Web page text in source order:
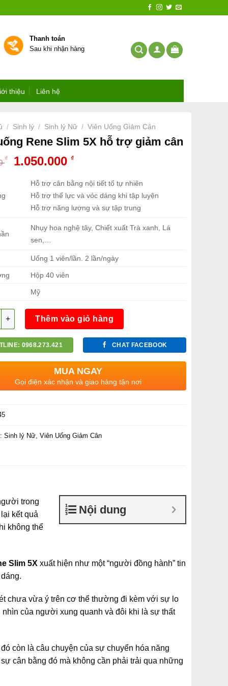
Thanh toán
Sau khi nhận hàng
thiệu Liên hệ
/ Sinh lý / Sinh lý Nữ / Viên Uống Giảm Cân
Rene Slim 5X hỗ trợ giảm cân
₫
Giá
1.350.000 ₫.
1.050.000 ₫Giá
tại
là:
1.050.000 ₫.
Hỗ trợ cân bằng nội tiết tố tự nhiên
Hỗ trợ thể lực và vóc dáng khi tập luyện
Hỗ trợ năng lượng và sự tập trung
Nhụy hoa nghệ tây, Chiết xuất Trà xanh, Lá
sen,…
Uống 1 viên/lần. 2 lần/ngày
Hộp 40 viên
Mỹ
Thêm vào giỏ hàng
0968.273.421 CHAT FACEBOOK
MUA NGAY
Gọi điện xác nhận và giao hàng tận nơi
Sinh lý Nữ Viên Uống Giảm Cân
Nội dung
trong
kết quả
không thể
Slim 5X xuất hiện như một “người đồng hành” tin
chưa vừa ý trên cơ thể thường đi kèm với sự lo
của người xung quanh và đôi khi là sự thất
còn là câu chuyện của sự chuyển hóa năng
cân bằng đó mà không cần phải trải qua những